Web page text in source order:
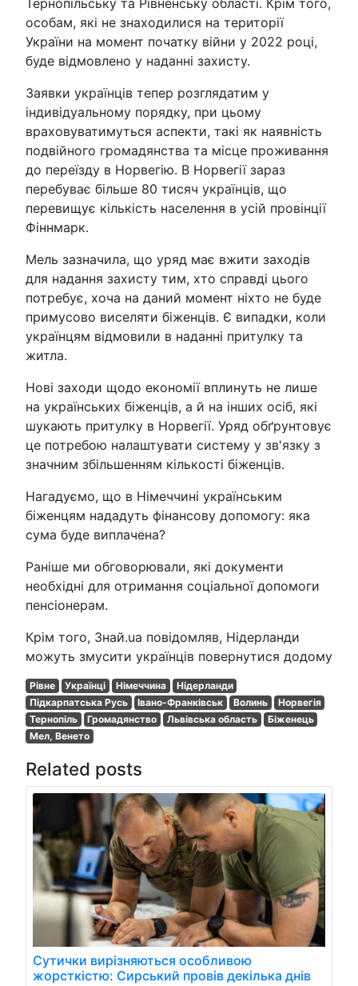
особам, які не знаходилися на території
України на момент початку війни у 2022 році,
буде відмовлено у наданні захисту.
Заявки українців тепер розглядатим у
індивідуальному порядку, при цьому
враховуватимуться аспекти, такі як наявність
подвійного громадянства та місце проживання
до переїзду в Норвегію. В Норвегії зараз
перебуває більше 80 тисяч українців, що
перевищує кількість населення в усій провінції
Фіннмарк.
Мель зазначила, що уряд має вжити заходів
для надання захисту тим, хто справді цього
потребує, хоча на даний момент ніхто не буде
примусово виселяти біженців. Є випадки, коли
українцям відмовили в наданні притулку та
житла.
Нові заходи щодо економії вплинуть не лише
на українських біженців, а й на інших осіб, які
шукають притулку в Норвегії. Уряд обґрунтовує
це потребою налаштувати систему у зв'язку з
значним збільшенням кількості біженців.
Нагадуємо, що в Німеччині українським
біженцям нададуть фінансову допомогу: яка
сума буде виплачена?
Раніше ми обговорювали, які документи
необхідні для отримання соціальної допомоги
пенсіонерам.
Крім того, Знай.ua повідомляв, Нідерланди
можуть змусити українців повернутися додому
Рівне Українці Німеччина
Нідерланди
Підкарпатська Русь
Івано-Франківськ Волинь
Норвегія
Тернопіль
Громадянство Львівська область
Біженець
Мел, Венето
Related posts
Сутички вирізняються особливою
жорсткістю: Сирський провів декілька днів